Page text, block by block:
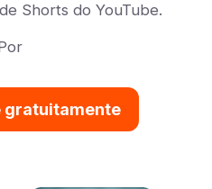
Shorts do YouTube.
gratuitamente